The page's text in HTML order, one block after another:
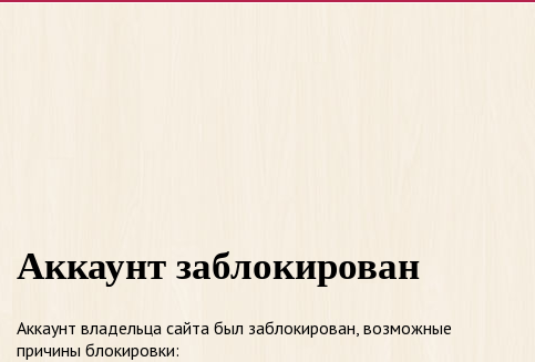
Аккаунт заблокирован
Аккаунт владельца сайта был заблокирован, возможные
причины блокировки: